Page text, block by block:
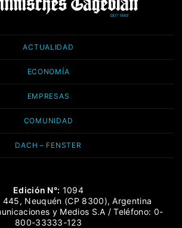
ACTUALIDAD
ECONOMÍA
EMPRESAS
COMUNIDAD
DACH – FENSTER
Edición N°: 1094
445, Neuquén (CP 8300), Argentina
y Medios S.A / Teléfono: 0-
800-33333-123